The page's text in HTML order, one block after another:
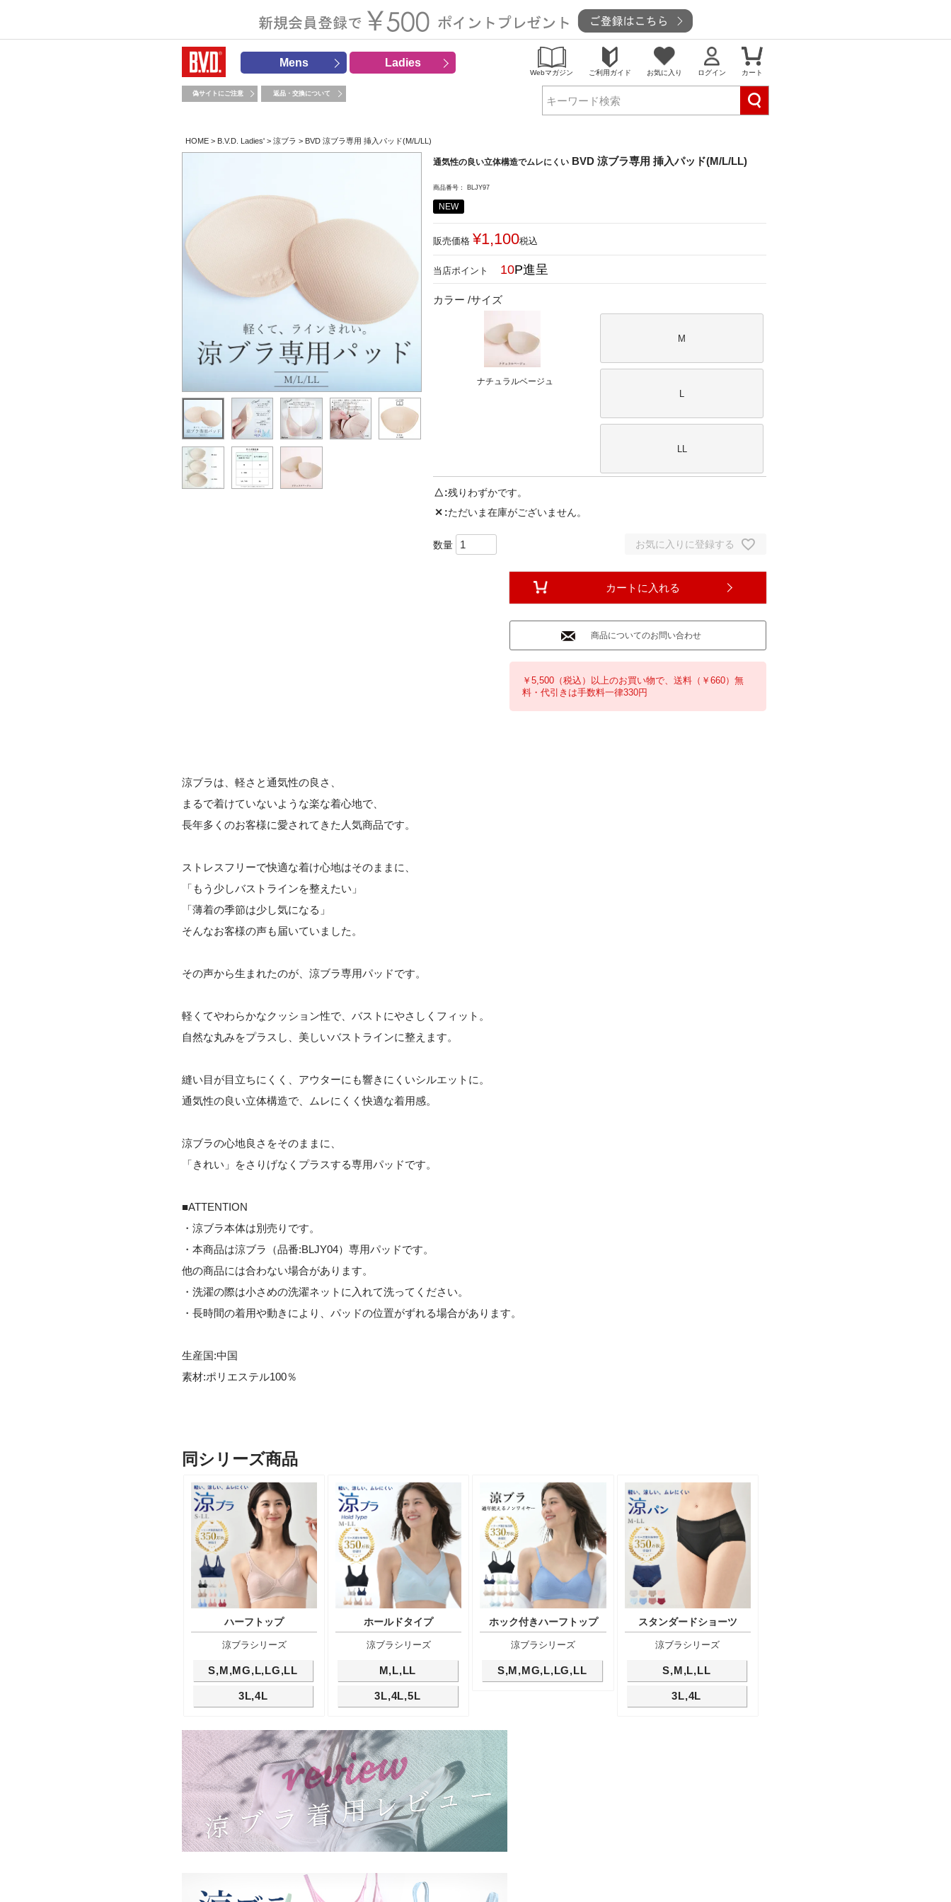
Mens Ladies
Webマガジン ご利用ガイド お気に入り ログイン カート
偽サイトにご注意 返品・交換について
HOME B.V.D. Ladies' 涼ブラ BVD 涼ブラ専用 挿入パッド(M/L/LL)
通気性の良い立体構造でムレにくい BVD 涼ブラ専用 挿入パッド(M/L/LL)
商品番号 BLJY97
NEW
販売価格 ¥1,100税込
10
カラー サイズ
ナチュラルベージュ
M
L
LL
△ 残りわずかです。
✕ ただいま在庫がございません。
お気に入りに登録する
カートに入れる
商品についてのお問い合わせ
￥5,500（税込）以上のお買い物で、送料（￥660）無
料・代引きは手数料一律330円
涼ブラは、軽さと通気性の良さ、
まるで着けていないような楽な着心地で、
長年多くのお客様に愛されてきた人気商品です。
ストレスフリーで快適な着け心地はそのままに、
「もう少しバストラインを整えたい」
「薄着の季節は少し気になる」
そんなお客様の声も届いていました。
その声から生まれたのが、涼ブラ専用パッドです。
軽くてやわらかなクッション性で、バストにやさしくフィット。
自然な丸みをプラスし、美しいバストラインに整えます。
縫い目が目立ちにくく、アウターにも響きにくいシルエットに。
通気性の良い立体構造で、ムレにくく快適な着用感。
涼ブラの心地良さをそのままに、
「きれい」をさりげなくプラスする専用パッドです。
■ATTENTION
・涼ブラ本体は別売りです。
・本商品は涼ブラ（品番:BLJY04）専用パッドです。
他の商品には合わない場合があります。
・洗濯の際は小さめの洗濯ネットに入れて洗ってください。
・長時間の着用や動きにより、パッドの位置がずれる場合があります。
生産国:中国
素材:ポリエステル100％
同シリーズ商品
ハーフトップ
涼ブラシリーズ
S,M,MG,L,LG,LL
3L,4L
ホールドタイプ
涼ブラシリーズ
M,L,LL
3L,4L,5L
ホック付きハーフトップ
涼ブラシリーズ
S,M,MG,L,LG,LL
スタンダードショーツ
涼ブラシリーズ
S,M,L,LL
3L,4L